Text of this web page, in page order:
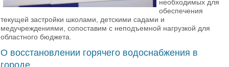
необходимых для
обеспечения
текущей застройки школами, детскими садами и
медучреждениями, сопоставим с неподъемной нагрузкой для
областного бюджета.
О восстановлении горячего водоснабжения в
городе